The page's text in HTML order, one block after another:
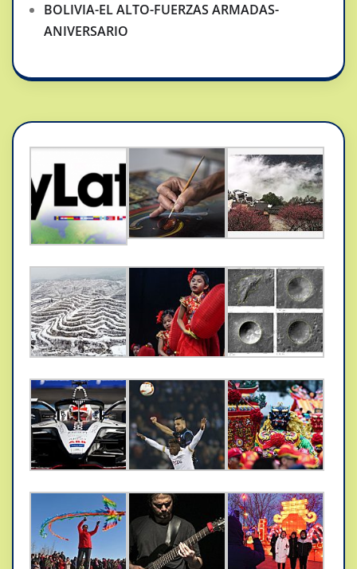
BOLIVIA-EL ALTO-FUERZAS ARMADAS-
ANIVERSARIO